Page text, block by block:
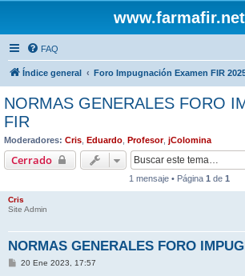
www.farmafir.net
FAQ
Índice general Foro Impugnación Examen FIR
NORMAS GENERALES FORO
FIR
Moderadores: Cris Eduardo Profesor, jColomina
Cerrado
1 mensaje • Página 1 de 1
Cris
Site Admin
NORMAS GENERALES FORO
M20 Ene 2023, 17:57